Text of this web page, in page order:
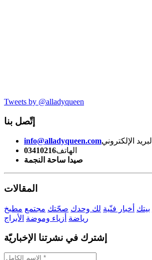
Tweets by @alladyqueen
إتّصل بنا
info@alladyqueen.comالبريد الإلكتروني
03410216الهاتف
صيدا ساحة النجمة
المقالات
بيتك أخبار فنّية لك وحدك صحّتك مجتمع مطبخ
رياضة أزياء وموضة الأبراج
إشترك في نشرتنا الإخباريّة